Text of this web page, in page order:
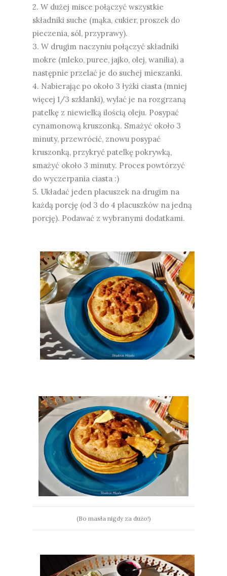
2. W dużej misce połączyć wszystkie
składniki suche (mąka, cukier, proszek do
pieczenia, sól, przyprawy).
3. W drugim naczyniu połączyć składniki
mokre (mleko, puree, jajko, olej, wanilia), a
następnie przelać je do suchej mieszanki.
4. Nabierając po około 3 łyżki ciasta (mniej
więcej 1/3 szklanki), wylać je na rozgrzaną
patelkę z niewielką ilością oleju. Posypać
cynamonową kruszonką. Smażyć około 3
minuty, przewrócić, znowu posypać
kruszonką, przykryć patelkę pokrywką,
smażyć około 3 minuty. Proces powtórzyć
do wyczerpania ciasta :)
5. Układać jeden placuszek na drugim na
każdą porcję (od 3 do 4 placuszków na jedną
porcję). Podawać z wybranymi dodatkami.
(Bo masła nigdy za dużo!)